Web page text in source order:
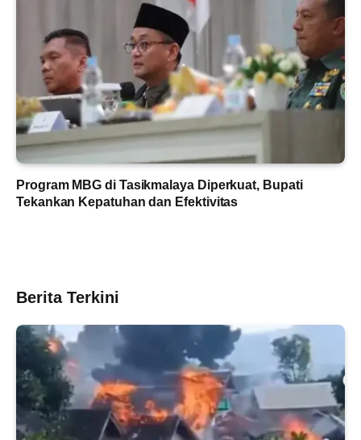
Program MBG di Tasikmalaya Diperkuat, Bupati
Tekankan Kepatuhan dan Efektivitas
Berita Terkini